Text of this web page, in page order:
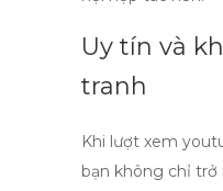
Uy tín và
tranh
Khi lượt xem
bạn không chỉ trở